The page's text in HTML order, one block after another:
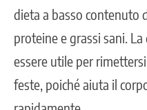
dieta a basso contenuto
proteine e grassi sani.
essere utile per
feste, poiché aiuta il